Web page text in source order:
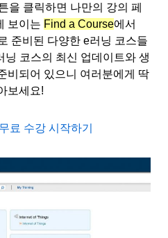
을 클릭하면 나만의 강의 페
보이는 Find a Course에서
준비된 다양한 e러닝 코스들
닝 코스의 최신 업데이트와 생
비되어 있으니 여러분에게 딱
보세요!
료 수강 시작하기